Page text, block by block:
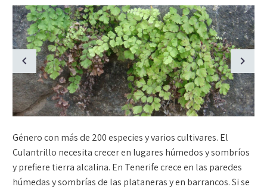
Género con más de 200 especies y varios cultivares. El
Culantrillo necesita crecer en lugares húmedos y sombríos
y prefiere tierra alcalina. En Tenerife crece en las paredes
húmedas y sombrías de las plataneras y en barrancos. Si se